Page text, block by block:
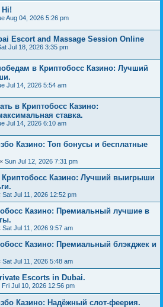
Aug 04, 2026 5:26 pm
Escort and Massage Session Online
Jul 18, 2026 3:35 pm
в Криптобосс Казино: Лучший
Jul 14, 2026 5:54 am
в Криптобосс Казино:
ставка.
Jul 14, 2026 6:10 am
Казино: Топ бонусы и бесплатные
« Sun Jul 12, 2026 7:31 pm
Криптобосс Казино: Лучший выигрыши
Sat Jul 11, 2026 12:52 pm
Казино: Премиальный лучшие в
Sat Jul 11, 2026 9:57 am
Казино: Премиальный блэкджек и
Sat Jul 11, 2026 5:48 am
Escorts in Dubai.
Fri Jul 10, 2026 12:56 pm
Казино: Надёжный слот-феерия.